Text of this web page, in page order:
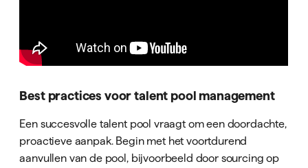
Best practices voor talent pool management
Een succesvolle talent pool vraagt om een doordachte,
proactieve aanpak. Begin met het voortdurend
aanvullen van de pool, bijvoorbeeld door sourcing op